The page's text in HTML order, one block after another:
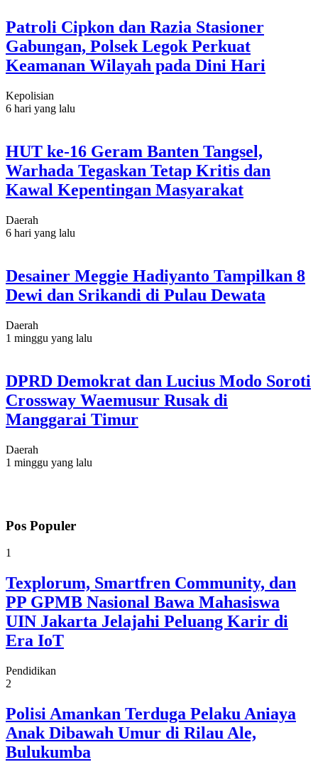
Patroli Cipkon dan Razia Stasioner
Gabungan, Polsek Legok Perkuat
Keamanan Wilayah pada Dini Hari
Kepolisian
6 hari yang lalu
HUT ke-16 Geram Banten Tangsel,
Warhada Tegaskan Tetap Kritis dan
Kawal Kepentingan Masyarakat
Daerah
6 hari yang lalu
Desainer Meggie Hadiyanto Tampilkan 8
Dewi dan Srikandi di Pulau Dewata
Daerah
1 minggu yang lalu
DPRD Demokrat dan Lucius Modo Soroti
Crossway Waemusur Rusak di
Manggarai Timur
Daerah
1 minggu yang lalu
Pos Populer
1
Texplorum, Smartfren Community, dan
PP GPMB Nasional Bawa Mahasiswa
UIN Jakarta Jelajahi Peluang Karir di
Era IoT
Pendidikan
2
Polisi Amankan Terduga Pelaku Aniaya
Anak Dibawah Umur di Rilau Ale,
Bulukumba